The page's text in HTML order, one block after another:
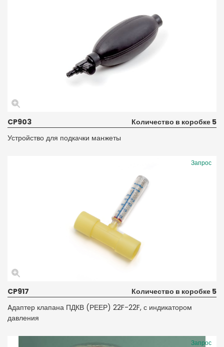
CP903
Количество в коробке 5
Устройство для подкачки манжеты
Запрос
CP917
Количество в коробке 5
Aдаптер клапана ПДКВ (РЕЕР) 22F-22F, с индикатором
давления
Запрос